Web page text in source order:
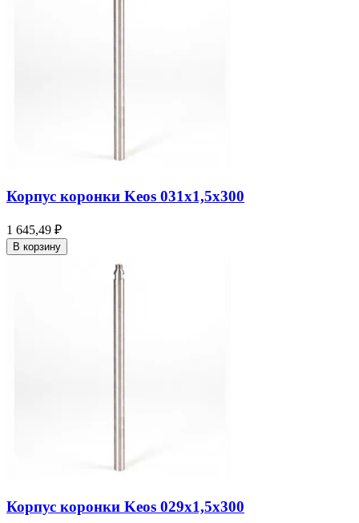
Корпус коронки Keos 031x1,5x300
1 645,49 ₽
В корзину
Корпус коронки Keos 029x1,5x300